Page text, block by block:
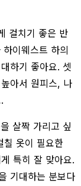
걸치기 좋은 반
이웨스트 하의
하기 좋아요. 셋
아서 원피스, 나
살짝 가리고 싶
칠 옷이 필요한
특히 잘 맞아요.
기대하는 분보다